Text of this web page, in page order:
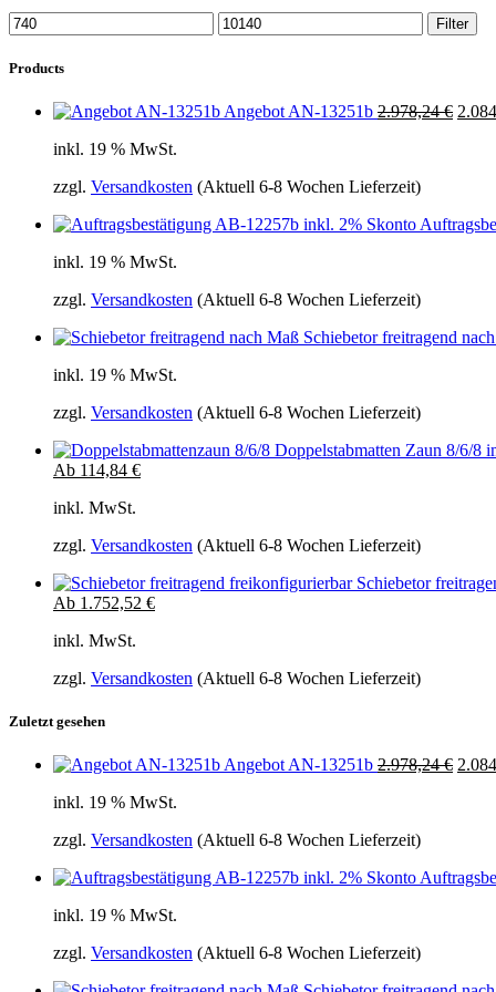
Min.
Preis
Max.
Preis
Filter
Products
Angebot AN-13251b Ursprünglicher
2.978,24€
inkl. 19 % MwSt.
zzgl. Versandkosten (Aktuell 6-8 Wochen Lieferzeit)
inkl. 19 % MwSt.
zzgl. Versandkosten (Aktuell 6-8 Wochen Lieferzeit)
Schiebetor freitragend
inkl. 19 % MwSt.
zzgl. Versandkosten (Aktuell 6-8 Wochen Lieferzeit)
Doppelstabmatten Zaun 8/6/8
Ab 114,84 €
inkl. MwSt.
zzgl. Versandkosten (Aktuell 6-8 Wochen Lieferzeit)
Schiebetor
Ab 1.752,52 €
inkl. MwSt.
zzgl. Versandkosten (Aktuell 6-8 Wochen Lieferzeit)
Zuletzt gesehen
Angebot AN-13251b Ursprünglicher
2.978,24€
inkl. 19 % MwSt.
zzgl. Versandkosten (Aktuell 6-8 Wochen Lieferzeit)
inkl. 19 % MwSt.
zzgl. Versandkosten (Aktuell 6-8 Wochen Lieferzeit)